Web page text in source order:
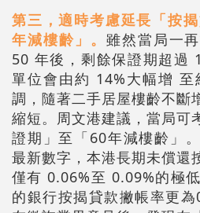
第三，適時考慮延長「按
年減樓齡」。 雖然當局一
50 年後，剩餘保證期超過
單位會由約 14%大幅增
調，隨著二手居屋樓齡不斷
縮短。周文港建議，當局可
證期」至「60年減樓齡」
最新數字，本港長期未償還
僅有 0.06%至 0.09%的極
的銀行按揭貸款撇帳率更